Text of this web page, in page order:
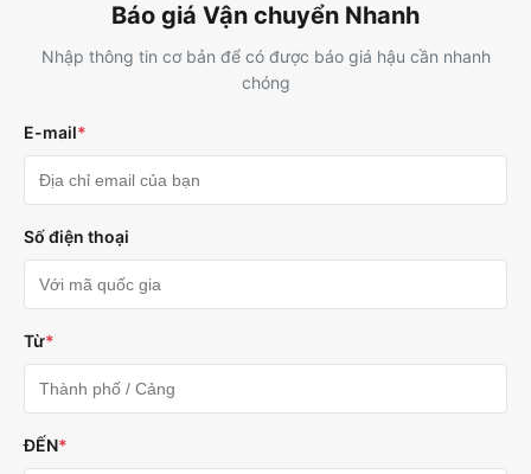
Báo giá Vận chuyển Nhanh
Nhập thông tin cơ bản để có được báo giá hậu cần nhanh
chóng
E-mail*
Số điện thoại
Từ*
ĐẾN*